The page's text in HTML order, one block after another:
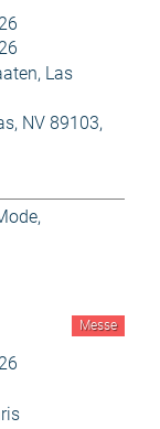
Las
NV 89103,
,
Messe